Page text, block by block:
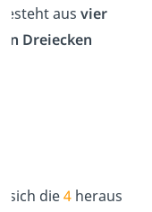
aus vier
Dreiecken
sich die4heraus